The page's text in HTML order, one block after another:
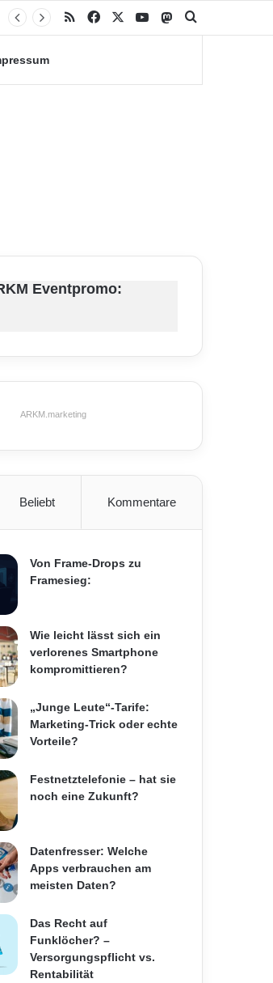
RSS Facebook YouTubeMastodon
Eventpromo:
ARKM.marketing
Beliebt Kommentare
Von Frame-Drops zu
Framesieg:
Wie leicht lässt sich ein
verlorenes Smartphone
kompromittieren?
„Junge Leute“-Tarife:
Marketing-Trick oder echte
Vorteile?
Festnetztelefonie – hat sie
noch eine Zukunft?
Datenfresser: Welche
Apps verbrauchen am
meisten Daten?
Das Recht auf
Funklöcher? –
Versorgungspflicht vs.
Rentabilität